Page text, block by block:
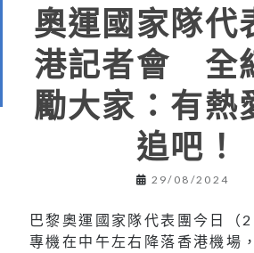
奧運國家隊代
港記者會 全
勵大家：有熱
追吧！
29/08/2024
巴黎奧運國家隊代表團今日（
專機在中午左右降落香港機場